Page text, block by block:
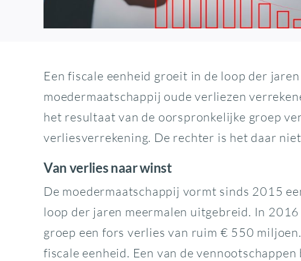
Een fiscale eenheid groeit in de loop der
moedermaatschappij oude verliezen
het resultaat van de oorspronkelijke groep
verliesverrekening. De rechter is het daar niet
Van verlies naar winst
De moedermaatschappij vormt sinds 2015
loop der jaren meermalen uitgebreid. In
groep een fors verlies van ruim € 550
fiscale eenheid. Een van de